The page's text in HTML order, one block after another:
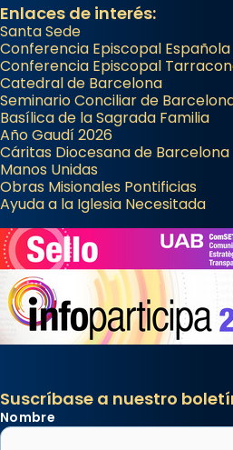
Enlaces de interés:
Santa Sede
Conferencia Episcopal Española
Conferencia Episcopal
Catedral de Barcelona
Seminario Conciliar de
Basílica de la Sagrada Familia
Año Gaudí 2026
Cáritas Diocesana de Barcelona
Manos Unidas
Obras Misionales Pontificias
Ayuda a la Iglesia Necesitada
Suscríbase a nuestro
Nombre